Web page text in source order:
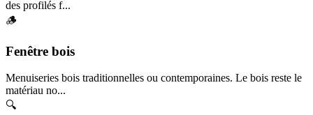
des profilés f...
🪵
Fenêtre bois
Menuiseries bois traditionnelles ou contemporaines. Le bois reste le
matériau no...
🔍